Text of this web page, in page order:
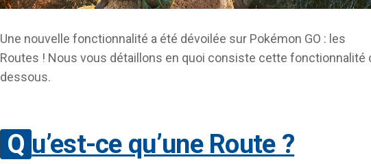
Une nouvelle fonctionnalité a été dévoilée sur Pokémon GO : les
Routes ! Nous vous détaillons en quoi consiste cette fonctionnalité
dessous.
Qu’est-ce qu’une Route ?